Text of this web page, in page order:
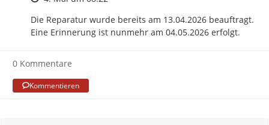
Die Reparatur wurde bereits am 13.04.2026 beauftragt.
Eine Erinnerung ist nunmehr am 04.05.2026 erfolgt.
0 Kommentare
Kommentieren